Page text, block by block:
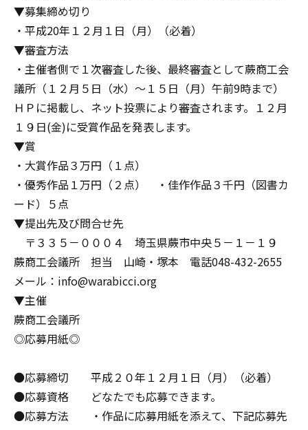
▼募集締め切り
・平成20年１２月１日（月）（必着）
▼審査方法
・主催者側で１次審査した後、最終審査として蕨商工会
議所（１２月５日（水）～１５日（月）午前9時まで）
ＨＰに掲載し、ネット投票により審査されます。１２月
１９日(金)に受賞作品を発表します。
▼賞
・大賞作品３万円（１点）
・優秀作品１万円（２点） ・佳作作品３千円（図書カ
ード）５点
▼提出先及び問合せ先
〒３３５－０００４ 埼玉県蕨市中央５－１－１９
蕨商工会議所 担当 山崎・塚本 電話048-432-2655
メール：info@warabicci.org
▼主催
蕨商工会議所
◎応募用紙◎
●応募締切 平成２０年１２月１日（月）（必着）
●応募資格 どなたでも応募できます。
●応募方法 ・作品に応募用紙を添えて、下記応募先